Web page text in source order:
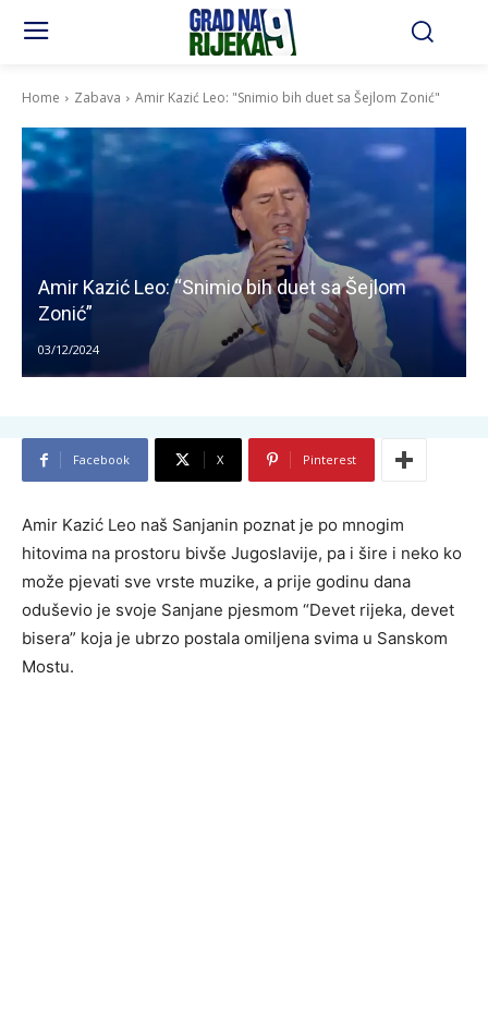
Home Zabava Amir Kazić Leo: "Snimio bih duet sa Šejlom Zonić"
Amir Kazić Leo: “Snimio bih duet sa Šejlom
Zonić”
03/12/2024
Facebook X Pinterest
Amir Kazić Leo naš Sanjanin poznat je po mnogim
hitovima na prostoru bivše Jugoslavije, pa i šire i neko ko
može pjevati sve vrste muzike, a prije godinu dana
oduševio je svoje Sanjane pjesmom “Devet rijeka, devet
bisera” koja je ubrzo postala omiljena svima u Sanskom
Mostu.